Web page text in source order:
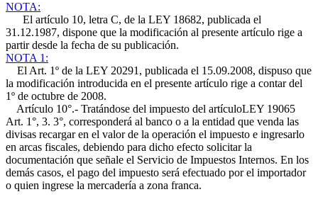
NOTA:
El artículo 10, letra C, de la LEY 18682, publicada el
31.12.1987, dispone que la modificación al presente artículo rige a
partir desde la fecha de su publicación.
NOTA 1:
El Art. 1º de la LEY 20291, publicada el 15.09.2008, dispuso que
la modificación introducida en el presente artículo rige a contar del
1º de octubre de 2008.
Artículo 10°.- Tratándose del impuesto del artículoLEY 19065
Art. 1°, 3. 3°, corresponderá al banco o a la entidad que venda las
divisas recargar en el valor de la operación el impuesto e ingresarlo
en arcas fiscales, debiendo para dicho efecto solicitar la
documentación que señale el Servicio de Impuestos Internos. En los
demás casos, el pago del impuesto será efectuado por el importador
o quien ingrese la mercadería a zona franca.